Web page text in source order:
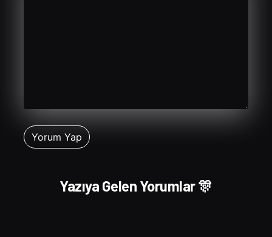
Yazıya Gelen Yorumlar 🎊